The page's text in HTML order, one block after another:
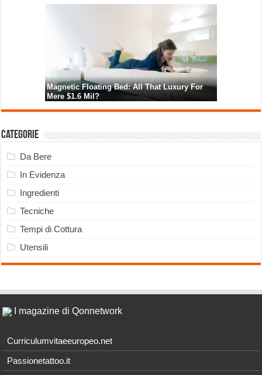
Categorie
Da Bere
In Evidenza
Ingredienti
Tecniche
Tempi di Cottura
Utensili
I magazine di Qonnetwork
Curriculumvitaeeuropeo.net
Passionetattoo.it